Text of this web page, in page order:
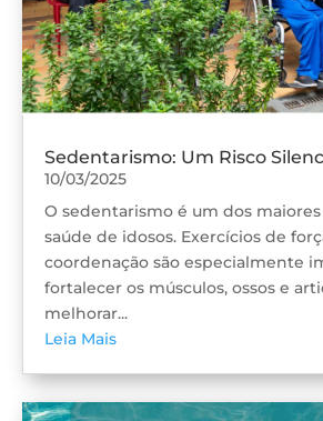
Sedentarismo: Um Risco
10/03/2025
O sedentarismo é um dos maiores
saúde de idosos. Exercícios de
coordenação são especialmente
fortalecer os músculos, ossos e
melhorar...
Leia Mais